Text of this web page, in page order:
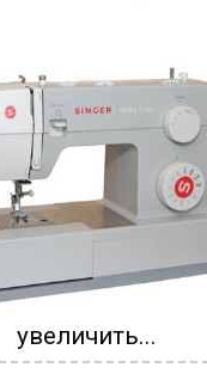
увеличить...